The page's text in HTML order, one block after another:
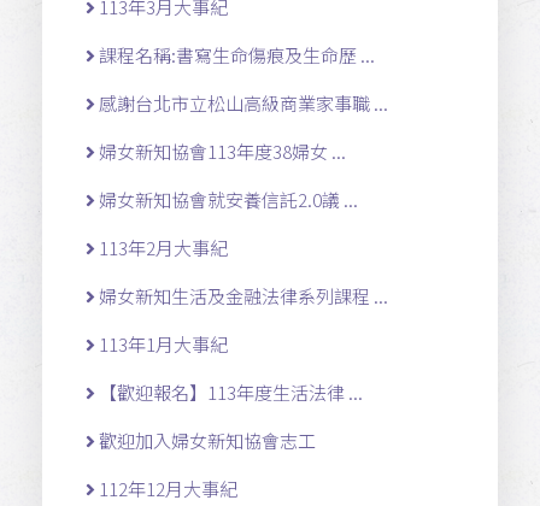
113年3月大事紀
課程名稱:書寫生命傷痕及生命歷 ...
感謝台北市立松山高級商業家事職 ...
婦女新知協會113年度38婦女 ...
婦女新知協會就安養信託2.0議 ...
113年2月大事紀
婦女新知生活及金融法律系列課程 ...
113年1月大事紀
【歡迎報名】113年度生活法律 ...
歡迎加入婦女新知協會志工
112年12月大事紀